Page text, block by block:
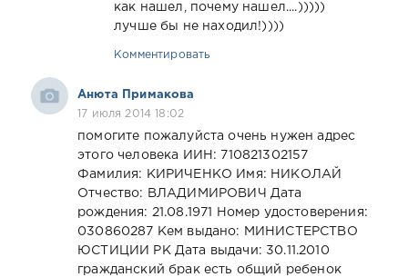
как нашел, почему нашел....)))))
лучше бы не находил!))))
Комментировать
Анюта Примакова
17 июля 2014 18:02
помогите пожалуйста очень нужен адрес
этого человека ИИН: 710821302157
Фамилия: КИРИЧЕНКО Имя: НИКОЛАЙ
Отчество: ВЛАДИМИРОВИЧ Дата
рождения: 21.08.1971 Номер удостоверения:
030860287 Кем выдано: МИНИСТЕРСТВО
ЮСТИЦИИ РК Дата выдачи: 30.11.2010
гражданский брак есть общий ребенок